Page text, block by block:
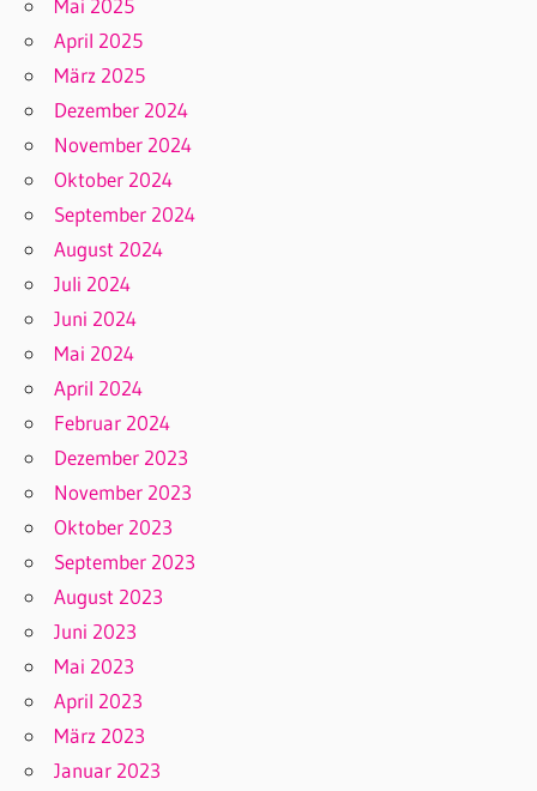
Mai 2025
April 2025
März 2025
Dezember 2024
November 2024
Oktober 2024
September 2024
August 2024
Juli 2024
Juni 2024
Mai 2024
April 2024
Februar 2024
Dezember 2023
November 2023
Oktober 2023
September 2023
August 2023
Juni 2023
Mai 2023
April 2023
März 2023
Januar 2023